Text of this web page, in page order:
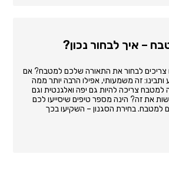
– איך לבחור נכון?
לבחור את התאורה שלכם למטבח? אם
זה משמעותי, אפילו הרבה יותר ממה
צריכה להיות גם יפה ואלגנטית וגם
את זה? הינה מספר טיפים שיסייעו לכם
למטבח. בחירת הסגנון – השקיעו בכך